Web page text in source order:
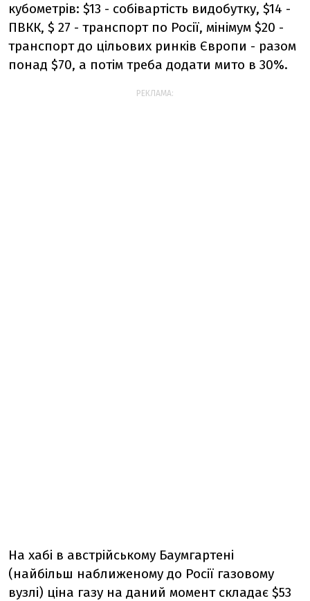
кубометрів: $13 - собівартість видобутку, $14 -
ПВКК, $ 27 - транспорт по Росії, мінімум $20 -
транспорт до цільових ринків Європи - разом
понад $70, а потім треба додати мито в 30%.
РЕКЛАМА:
На хабі в австрійському Баумгартені
(найбільш наближеному до Росії газовому
вузлі) ціна газу на даний момент складає $53